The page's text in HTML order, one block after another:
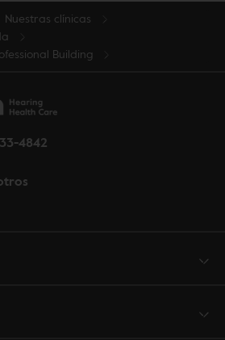
Nuestras clínicas
Building
4842